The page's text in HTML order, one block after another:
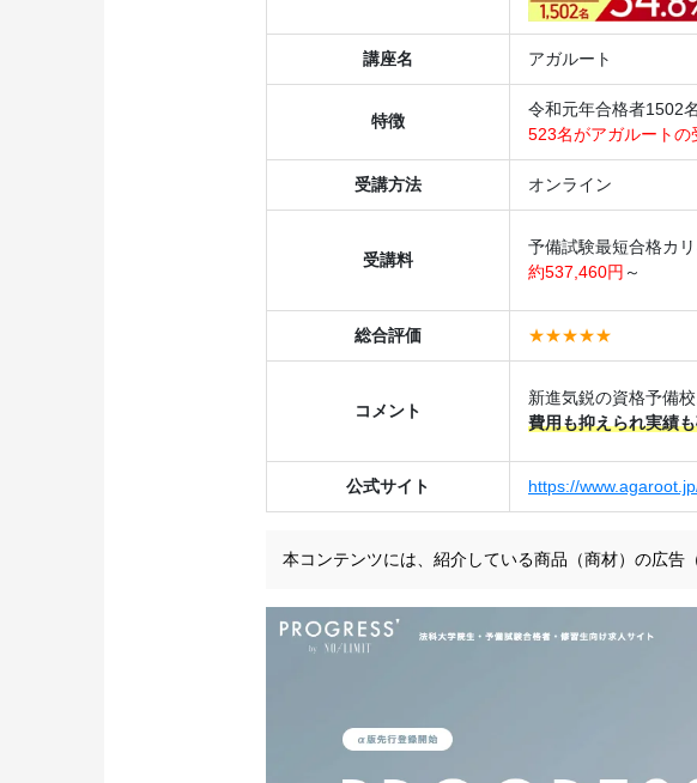
講座名 アガルート
特徴
令和元年合格者1502
523名がアガルートの
受講方法 オンライン
受講料
予備試験最短合格カ
約537,460円 ～
総合評価 ★★★★★
コメント
新進気鋭の資格予備校
費用も抑えられ実績
公式サイト https://
本コンテンツには、紹介している商品（商材）の広告
ただし、当サイト内のランキングや商品
作成しており、提携企業の商品（商材）